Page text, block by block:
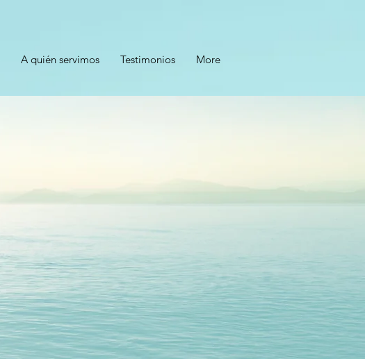
A quién servimos Testimonios More